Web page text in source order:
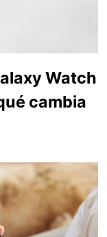
Watch
cambia